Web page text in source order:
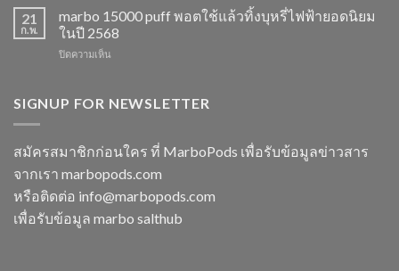
นิยม
สำหรับ
2568
ที่
ไม่
พลาด
switch
และ
พอต
ใช้
หลาก
เลือก
ตอบ
โจทย์
ในปี
2568
21
ก.พ.
marbo 15000 puff พอตใช้แล้วทิ้งบุหรี่ไฟฟ้ายอดนิยม
ในปี 2568
ปิดความเห็น
puff
แล้ว
ทิ้ง
บุหรี่
ยอด
นิยม
SIGNUP FOR NEWSLETTER
สมัครสมาชิกก่อนใคร ที่ MarboPods เพื่อรับข้อมูลข่าวสาร
จากเรา marbopods.com
หรือติดต่อ info@marbopods.com
เพื่อรับข้อมูล marbo salthub